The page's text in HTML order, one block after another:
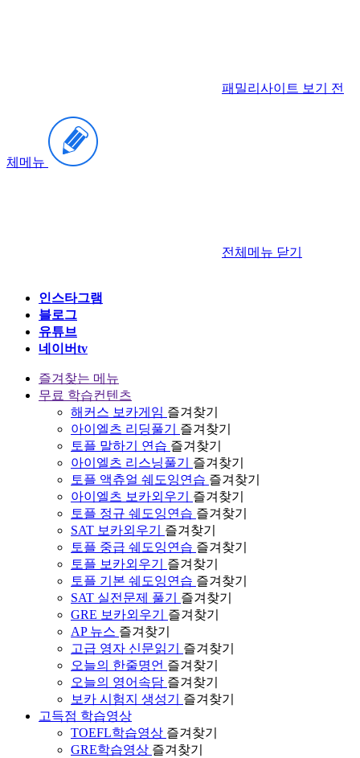
패밀리사이트 보기 전
체메뉴
전체메뉴 닫기
인스타그램
블로그
유튜브
네이버tv
즐겨찾는 메뉴
무료 학습컨텐츠
해커스 보카게임 즐겨찾기
아이엘츠 리딩풀기
즐겨찾기
토플 말하기 연습 즐겨찾기
아이엘츠 리스닝풀기
즐겨찾기
토플 액츄얼 쉐도잉연습 즐겨찾기
아이엘츠 보카외우기
즐겨찾기
토플 정규 쉐도잉연습 즐겨찾기
SAT 보카외우기
즐겨찾기
토플 중급 쉐도잉연습 즐겨찾기
토플 보카외우기
즐겨찾기
토플 기본 쉐도잉연습 즐겨찾기
SAT 실전문제 풀기
즐겨찾기
GRE 보카외우기
즐겨찾기
AP 뉴스 즐겨찾기
고급 영자 신문읽기
즐겨찾기
오늘의 한줄명언 즐겨찾기
오늘의 영어속담 즐겨찾기
보카 시험지 생성기
즐겨찾기
고득점 학습영상
TOEFL학습영상 즐겨찾기
GRE학습영상 즐겨찾기